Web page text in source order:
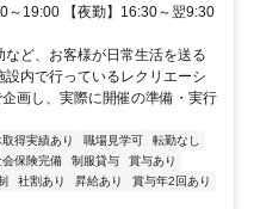
～19:00 【夜勤】16:30～翌9:30
ど、お客様が日常生活を送る
内で行っているレクリエーシ
画し、実際に開催の準備・実行
得実績あり 職場見学可
転勤なし
会保険完備 制服貸与
賞与あり
社割あり 昇給あり
賞与年2回あり